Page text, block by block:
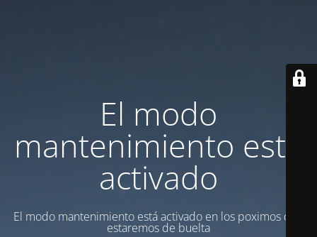
El modo
mantenimiento está
activado
El modo mantenimiento está activado en los poximos dias
estaremos de buelta